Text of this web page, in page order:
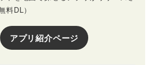
料DL）
アプリ紹介ページ